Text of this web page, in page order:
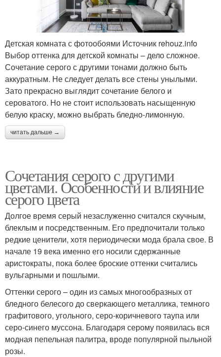
Детская комната с фотообоями Источник rehouz.info
Выбор оттенка для детской комнаты – дело сложное.
Сочетание серого с другими тонами должно быть
аккуратным. Не следует делать все стены унылыми.
Зато прекрасно выглядит сочетание белого и
сероватого. Но не стоит использовать насыщенную
белую краску, можно выбрать бледно-лимонную.
читать дальше →
Сочетания серого с другими
цветами. Особенности и влияние
серого цвета
Долгое время серый незаслуженно считался скучным,
блеклым и посредственным. Его предпочитали только
редкие ценители, хотя периодически мода брала свое. В
начале 19 века именно его носили сдержанные
аристократы, пока более броские оттенки считались
вульгарными и пошлыми.
Оттенки серого – один из самых многообразных от
бледного белесого до сверкающего металлика, темного
графитового, угольного, серо-коричневого таупа или
серо-синего муссона. Благодаря серому появилась вся
модная пепельная палитра, вроде популярной пыльной
розы.